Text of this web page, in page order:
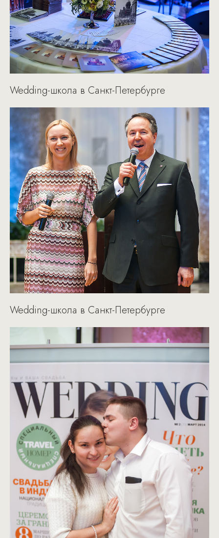
Wedding-школа в Санкт-Петербурге
Wedding-школа в Санкт-Петербурге